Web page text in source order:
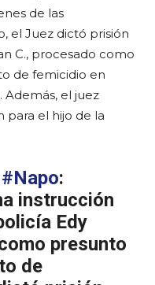
de las
el Juez dictó prisión
C., procesado como
de femicidio en
Además, el juez
el hijo de la
#Napo:
instrucción
Edy
presunto
de